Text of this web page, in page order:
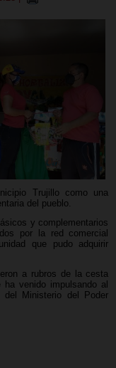
Trujillo como una
del pueblo.
y complementarios
por la red comercial
que pudo adquirir
a rubros de la cesta
venido impulsando al
Ministerio del Poder